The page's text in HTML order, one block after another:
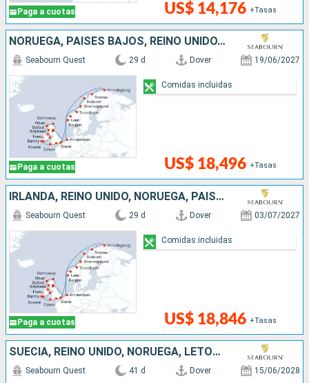
Paga a cuotas US$ 14,176 +Tasas
NORUEGA, PAISES BAJOS, REINO UNIDO, IRLANDA
Paga a cuotas
Seabourn Quest 29 d Dover 19/06/2027
US$ 18,496 +Tasas
Comidas incluidas
IRLANDA, REINO UNIDO, NORUEGA, PAISES BAJOS
Paga a cuotas
Seabourn Quest 29 d Dover 03/07/2027
US$ 18,846 +Tasas
Comidas incluidas
SUECIA, REINO UNIDO, NORUEGA, LETONIA, DINAMARCA, ESTONIA, TURQUÍA, POLONIA, FINLANDIA, LITUANIA
Seabourn Quest 41 d Dover 15/06/2028